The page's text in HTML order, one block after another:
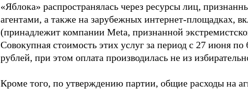
«Яблока» распространялась через ресурсы лиц,
агентами, а также на зарубежных интернет-площадках,
(принадлежит компании Meta, признанной
Совокупная стоимость этих услуг за период с 27 июня по
рублей, при этом оплата производилась не из
Кроме того, по утверждению партии, общие расходы на